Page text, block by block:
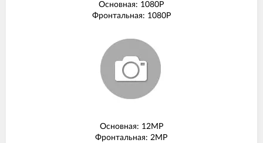
Основная: 1080P
Фронтальная: 1080P
Основная: 12MP
Фронтальная: 2MP